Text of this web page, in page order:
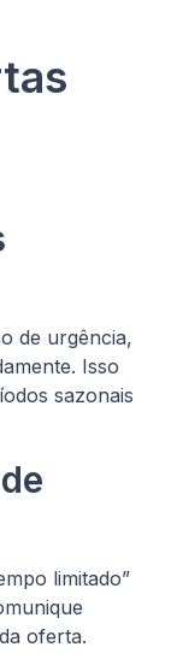
de urgência,
Isso
sazonais
limitado”
oferta.